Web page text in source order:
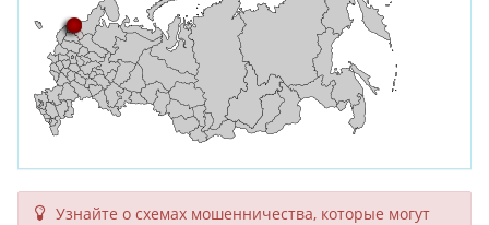
Узнайте о схемах мошенни­чества, кото­рые могут